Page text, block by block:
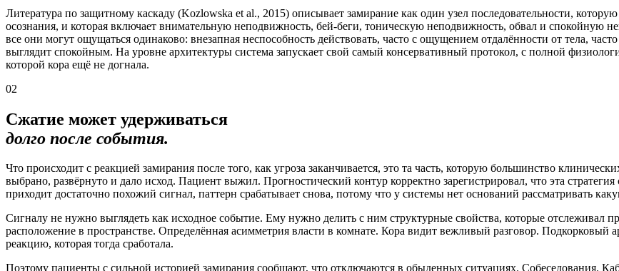
Литература по защитному каскаду (Kozlowska et al., 2015) описывает замирание как один узел последовательности,
осознания, и которая включает внимательную неподвижность, бей-беги, тоническую неподвижность, обвал и спокойную
все они могут ощущаться одинаково: внезапная неспособность действовать, часто с ощущением отдалённости от тела,
выглядит спокойным. На уровне архитектуры система запускает свой самый консервативный протокол, с полной
которой кора ещё не догнала.
02
Сжатие может удерживаться
долго после события.
Что происходит с реакцией замирания после того, как угроза заканчивается, это та часть, которую большинство
выбрано, развёрнуто и дало исход. Пациент выжил. Прогностический контур корректно зарегистрировал, что эта
приходит достаточно похожий сигнал, паттерн срабатывает снова, потому что у системы нет оснований рассматривать
Сигналу не нужно выглядеть как исходное событие. Ему нужно делить с ним структурные свойства, которые отслеживал
расположение в пространстве. Определённая асимметрия власти в комнате. Кора видит вежливый разговор. Подкорковый
реакцию, которая тогда сработала.
Поэтому пациенты с сильной историей замирания сообщают, что отключаются в обыденных ситуациях. Собеседования.